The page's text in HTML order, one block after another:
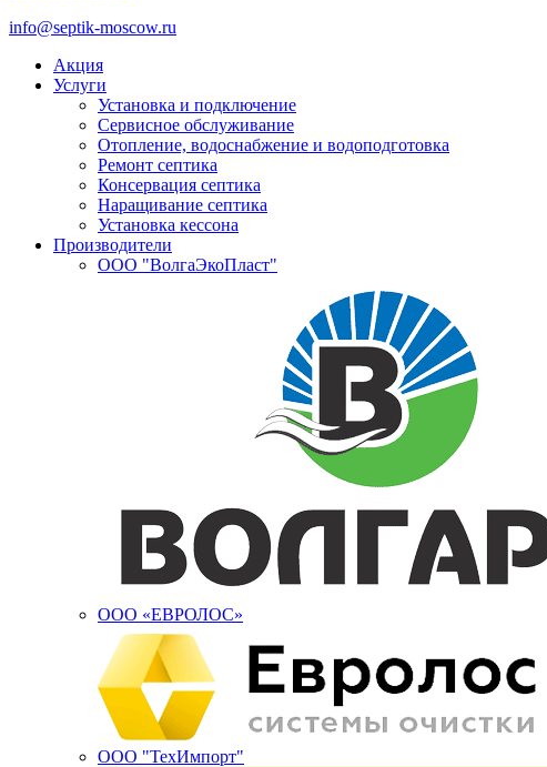
info@septik-moscow.ru
Акция
Услуги
Установка и подключение
Cервисное обслуживание
Отопление, водоснабжение и водоподготовка
Ремонт септика
Консервация септика
Наращивание септика
Установка кессона
Производители
ООО "ВолгаЭкоПласт"
ООО «ЕВРОЛОС»
ООО "ТехИмпорт"